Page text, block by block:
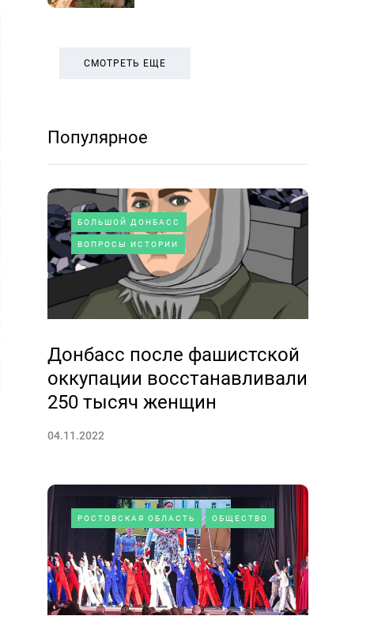
СМОТРЕТЬ ЕЩЕ
Популярное
БОЛЬШОЙ ДОНБАСС
ВОПРОСЫ ИСТОРИИ
Донбасс после фашистской
оккупации восстанавливали
250 тысяч женщин
04.11.2022
РОСТОВСКАЯ ОБЛАСТЬ ОБЩЕСТВО